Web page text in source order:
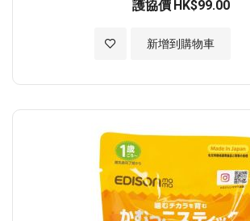
護協價 HK$99.00
新增到購物車
加入至願望清單